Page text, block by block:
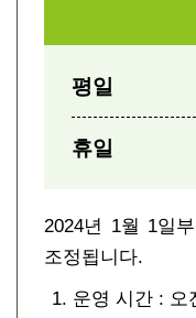
평일
휴일
2024년 1월 1일
조정됩니다.
운영 시간 : 오